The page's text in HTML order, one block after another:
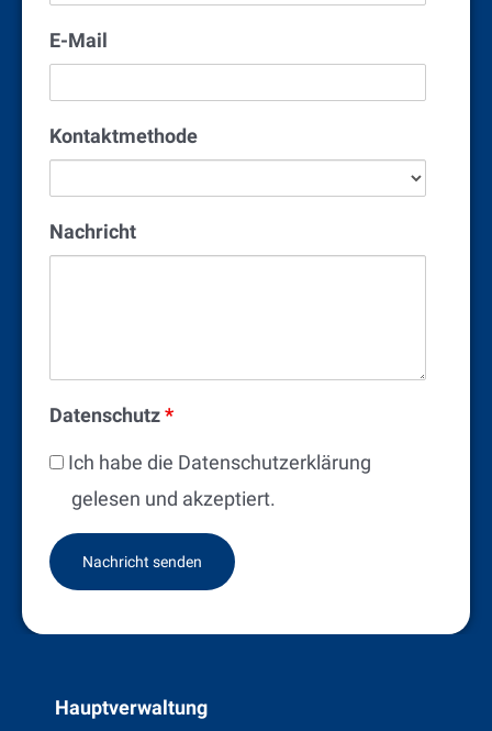
E-Mail
Kontaktmethode
Nachricht
Datenschutz*
Ich habe die Datenschutzerklärung
gelesen und akzeptiert.
Hauptverwaltung